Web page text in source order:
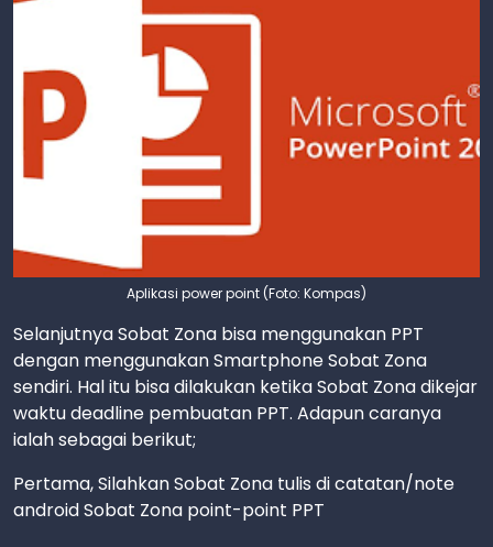
Aplikasi power point (Foto: Kompas)
Selanjutnya Sobat Zona bisa menggunakan PPT
dengan menggunakan Smartphone Sobat Zona
sendiri. Hal itu bisa dilakukan ketika Sobat Zona dikejar
waktu deadline pembuatan PPT. Adapun caranya
ialah sebagai berikut;
Pertama, Silahkan Sobat Zona tulis di catatan/note
android Sobat Zona point-point PPT